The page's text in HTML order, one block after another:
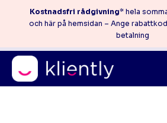
Kostnadsfri rådgivning* hela
och här på hemsidan – Ange rabattkod
betalning
08-410 05 220